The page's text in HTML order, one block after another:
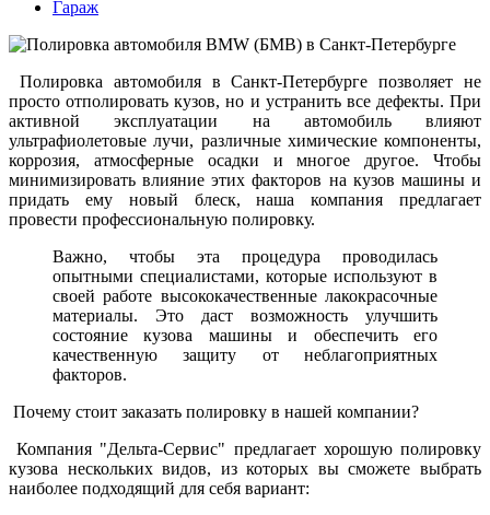
Гараж
Полировка автомобиля в Санкт-Петербурге позволяет не
просто отполировать кузов, но и устранить все дефекты. При
активной эксплуатации на автомобиль влияют
ультрафиолетовые лучи, различные химические компоненты,
коррозия, атмосферные осадки и многое другое. Чтобы
минимизировать влияние этих факторов на кузов машины и
придать ему новый блеск, наша компания предлагает
провести профессиональную полировку.
Важно, чтобы эта процедура проводилась
опытными специалистами, которые используют в
своей работе высококачественные лакокрасочные
материалы. Это даст возможность улучшить
состояние кузова машины и обеспечить его
качественную защиту от неблагоприятных
факторов.
Почему стоит заказать полировку в нашей компании?
Компания "Дельта-Сервис" предлагает хорошую полировку
кузова нескольких видов, из которых вы сможете выбрать
наиболее подходящий для себя вариант: